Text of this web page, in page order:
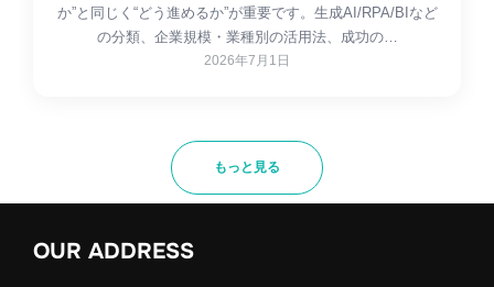
か”と同じく“どう進めるか”が重要です。生成AI/RPA/BIなど
の分類、企業規模・業種別の活用法、成功の…
2026年7月1日
もっと見る
OUR ADDRESS